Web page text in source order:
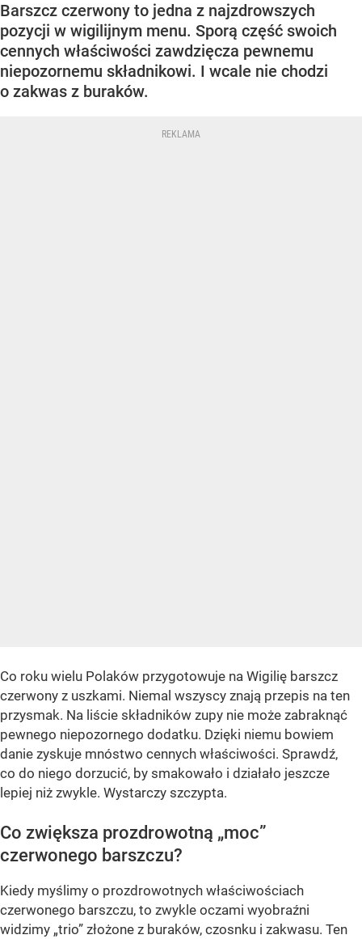
Barszcz czerwony to jedna z najzdrowszych
pozycji w wigilijnym menu. Sporą część swoich
cennych właściwości zawdzięcza pewnemu
niepozornemu składnikowi. I wcale nie chodzi
o zakwas z buraków.
Co roku wielu Polaków przygotowuje na Wigilię barszcz
czerwony z uszkami. Niemal wszyscy znają przepis na ten
przysmak. Na liście składników zupy nie może zabraknąć
pewnego niepozornego dodatku. Dzięki niemu bowiem
danie zyskuje mnóstwo cennych właściwości. Sprawdź,
co do niego dorzucić, by smakowało i działało jeszcze
lepiej niż zwykle. Wystarczy szczypta.
Co zwiększa prozdrowotną „moc”
czerwonego barszczu?
Kiedy myślimy o prozdrowotnych właściwościach
czerwonego barszczu, to zwykle oczami wyobraźni
widzimy „trio” złożone z buraków, czosnku i zakwasu. Ten